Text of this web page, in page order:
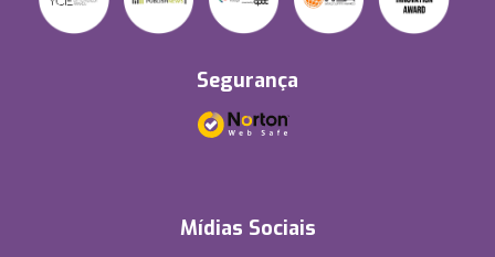
Segurança
Mídias Sociais